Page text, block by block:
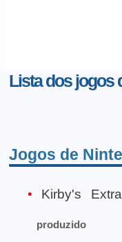
Lista dos jogos
Jogos de
Kirby's
produzido